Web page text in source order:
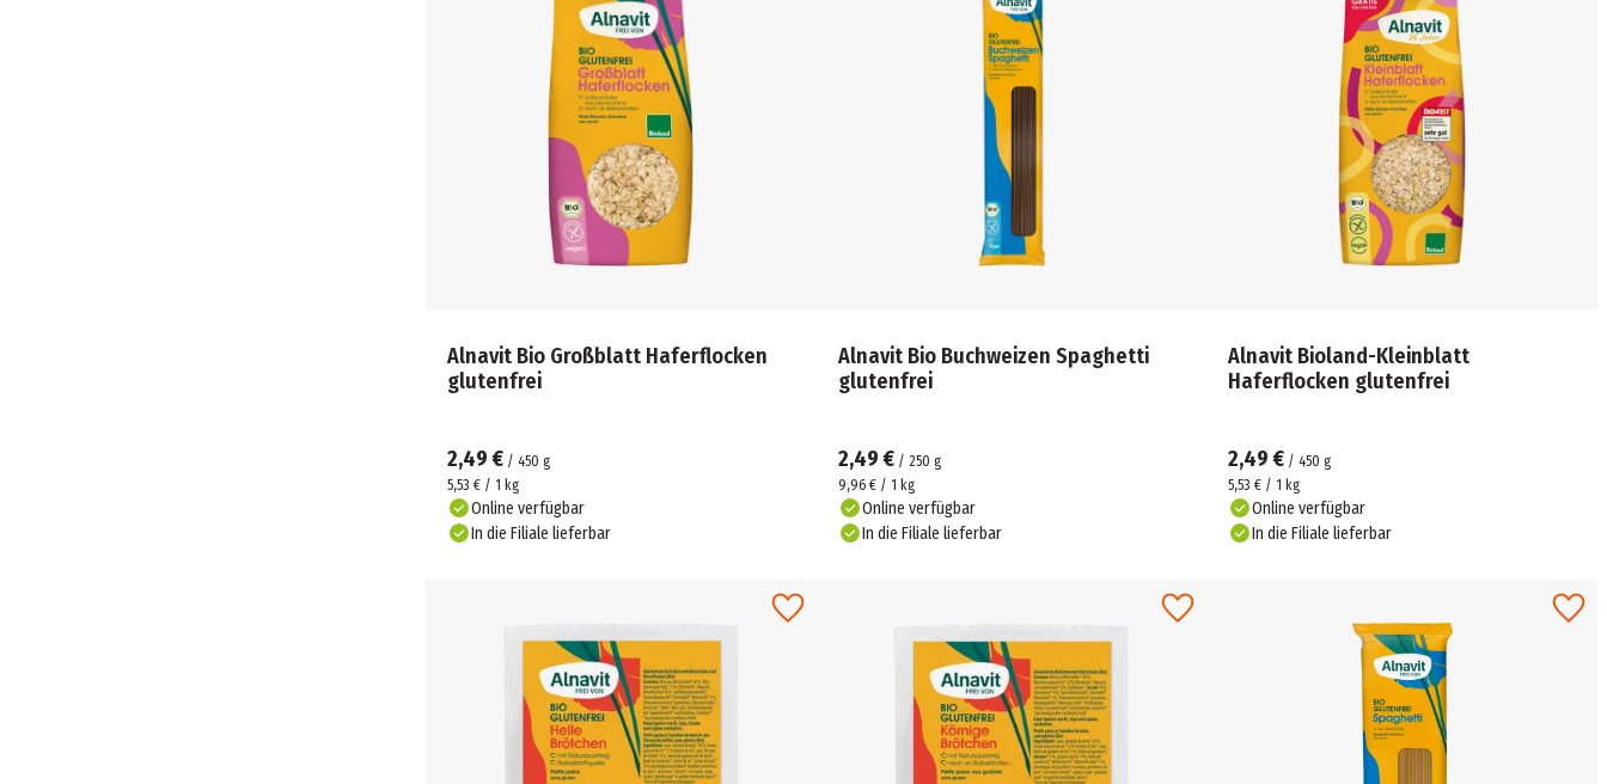
Alnavit Bio Großblatt Haferflocken
glutenfrei
2,49 € / 450 g
5,53 € / 1 kg
Online verfügbar
In die Filiale lieferbar
Alnavit Bio Buchweizen Spaghetti
glutenfrei
2,49 €/ 250 g
9,96 € / 1 kg
Online verfügbar
In die Filiale lieferbar
Alnavit Bioland-Kleinblatt
Haferflocken glutenfrei
2,49 € /450 g
5,53 € / 1 kg
Online verfügbar
In die Filiale lieferbar